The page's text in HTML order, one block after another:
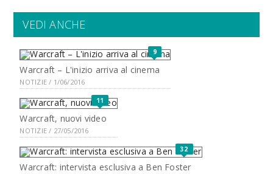
VEDI ANCHE
9
Warcraft – L'inizio arriva al cinema
NOTIZIE / 1/06/2016
11
Warcraft, nuovi video
NOTIZIE / 27/05/2016
32
Warcraft: intervista esclusiva a Ben Foster